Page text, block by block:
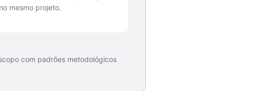
mesmo projeto.
com padrões metodológicos